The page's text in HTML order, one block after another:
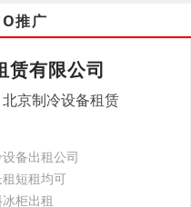
推广
赁有限公司
京制冷设备租赁
备出租公司
短租均可
柜出租